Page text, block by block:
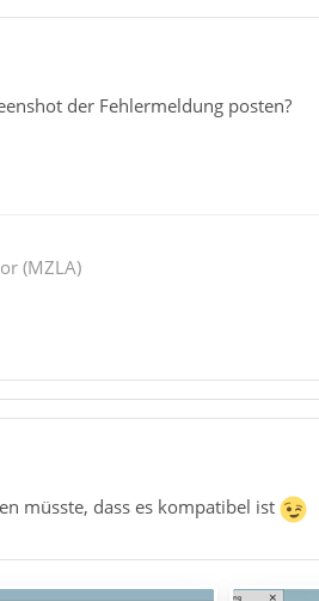
der Fehlermeldung posten?
(MZLA)
müsste, dass es kompatibel ist